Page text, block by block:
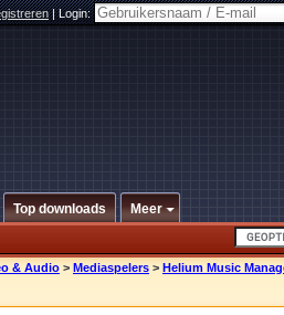
|Login:
Top downloads Meer
& Audio > Mediaspelers > Helium Music